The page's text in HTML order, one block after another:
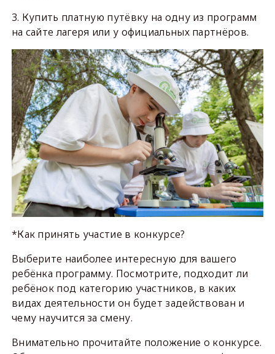
3. Купить платную путёвку на одну из программ
на сайте лагеря или у официальных партнёров.
*Как принять участие в конкурсе?
Выберите наиболее интересную для вашего
ребёнка программу. Посмотрите, подходит ли
ребёнок под категорию участников, в каких
видах деятельности он будет задействован и
чему научится за смену.
Внимательно прочитайте положение о конкурсе.